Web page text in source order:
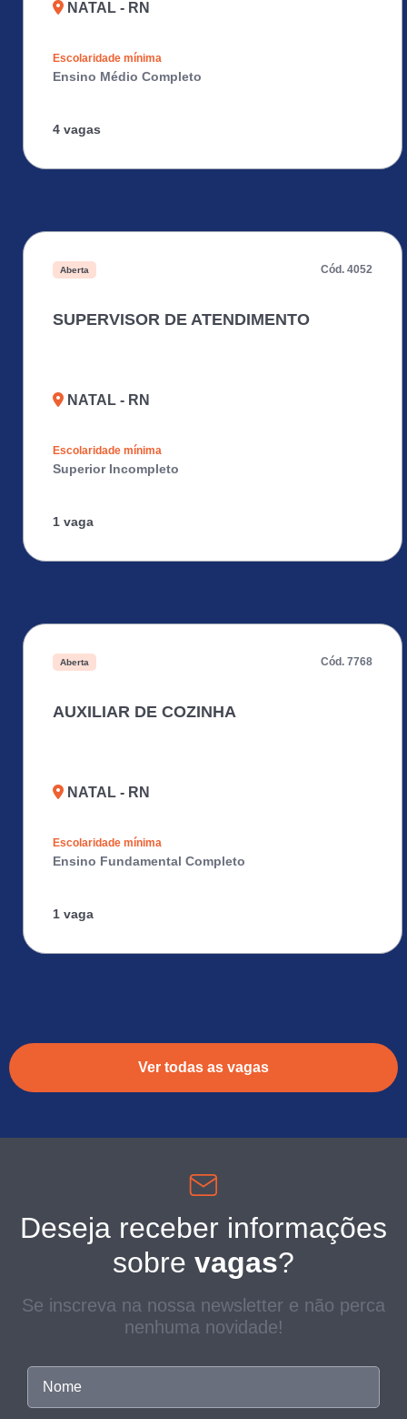
NATAL - RN
Escolaridade mínima
Ensino Médio Completo
4 vagas
Aberta Cód. 4052
SUPERVISOR DE ATENDIMENTO
NATAL - RN
Escolaridade mínima
Superior Incompleto
1 vaga
Aberta Cód. 7768
AUXILIAR DE COZINHA
NATAL - RN
Escolaridade mínima
Ensino Fundamental Completo
1 vaga
Ver todas as vagas
Deseja receber informações
sobre vagas?
Se inscreva na nossa newsletter e não perca
nenhuma novidade!